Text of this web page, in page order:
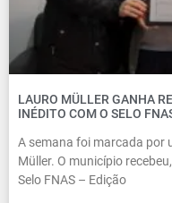
LAURO MÜLLER GANHA
INÉDITO COM O SELO
A semana foi marcada por
Müller. O município
Selo FNAS – Edição